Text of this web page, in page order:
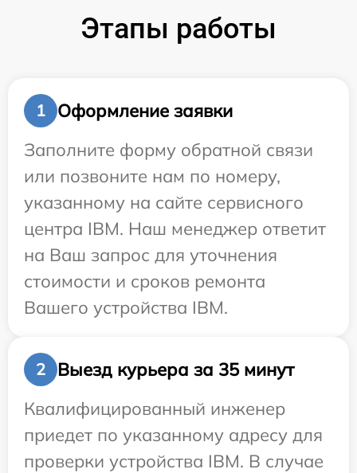
Этапы работы
1
Оформление заявки
Заполните форму обратной связи
или позвоните нам по номеру,
указанному на сайте сервисного
центра IBM. Наш менеджер ответит
на Ваш запрос для уточнения
стоимости и сроков ремонта
Вашего устройства IBM.
2
Выезд курьера за 35 минут
Квалифицированный инженер
приедет по указанному адресу для
проверки устройства IBM. В случае